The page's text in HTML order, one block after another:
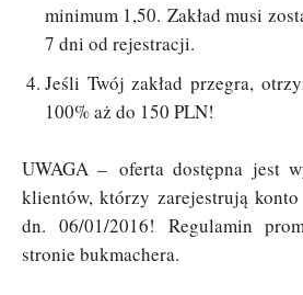
minimum 1,50. Zakład musi
7 dni od rejestracji.
Jeśli Twój zakład przegra,
100% aż do 150 PLN!
UWAGA – oferta dostępna jest
klientów, którzy zarejestrują
dn. 06/01/2016! Regulamin
stronie bukmachera.